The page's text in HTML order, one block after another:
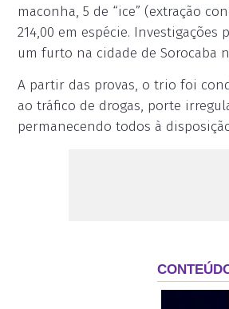
maconha, 5 de “ice” (extração
214,00 em espécie.
um furto na cidade de Sorocaba
A partir das provas, o trio foi
ao tráfico de drogas, porte
permanecendo todos à